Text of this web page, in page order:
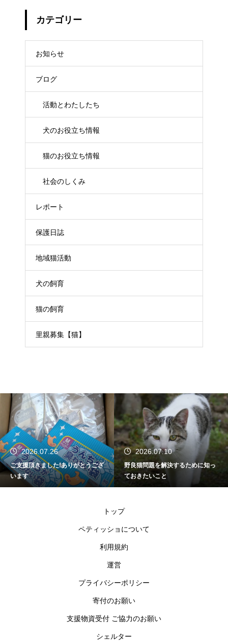
カテゴリー
お知らせ
ブログ
活動とわたしたち
犬のお役立ち情報
猫のお役立ち情報
社会のしくみ
レポート
保護日誌
地域猫活動
犬の飼育
猫の飼育
里親募集【猫】
2026.07.26
ご支援頂きました!ありがとうござ
います
2026.07.10
野良猫問題を解決するために知っ
ておきたいこと
トップ
ペティッショについて
利用規約
運営
プライバシーポリシー
寄付のお願い
支援物資受付 ご協力のお願い
シェルター